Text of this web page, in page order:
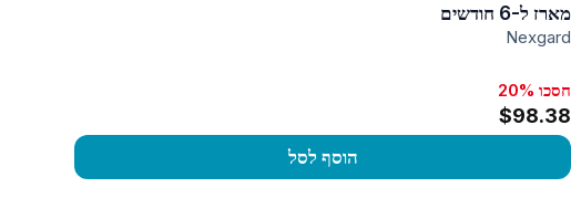
מארז ל-6 חודשים
Nexgard
חסכו 20%
$98.38
הוסף לסל